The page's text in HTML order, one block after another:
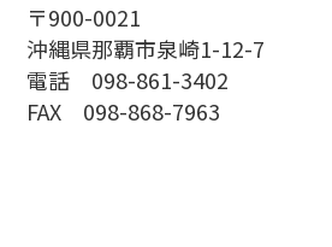
〒900-0021
沖縄県那覇市泉崎1-12-7
電話 098-861-3402
FAX 098-868-7963